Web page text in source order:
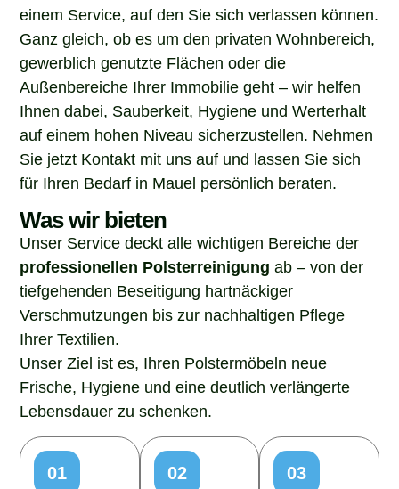
einem Service, auf den Sie sich verlassen können.
Ganz gleich, ob es um den privaten Wohnbereich,
gewerblich genutzte Flächen oder die
Außenbereiche Ihrer Immobilie geht – wir helfen
Ihnen dabei, Sauberkeit, Hygiene und Werterhalt
auf einem hohen Niveau sicherzustellen. Nehmen
Sie jetzt Kontakt mit uns auf und lassen Sie sich
für Ihren Bedarf in Mauel persönlich beraten.
Was wir bieten
Unser Service deckt alle wichtigen Bereiche der
professionellen Polsterreinigung ab – von der
tiefgehenden Beseitigung hartnäckiger
Verschmutzungen bis zur nachhaltigen Pflege
Ihrer Textilien.
Unser Ziel ist es, Ihren Polstermöbeln neue
Frische, Hygiene und eine deutlich verlängerte
Lebensdauer zu schenken.
01
02
03